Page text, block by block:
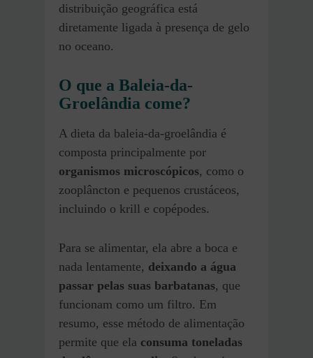
distribuição geográfica está
diretamente ligada à presença de gelo
no oceano.
O que a Baleia-da-
Groelândia come?
A dieta da baleia-da-groelândia é
composta principalmente por
organismos microscópicos, como o
zooplâncton e pequenos crustáceos,
incluindo o krill e copépodes.
Para se alimentar, ela abre a boca e
nada lentamente, deixando a água
passar pelas suas barbatanas, que
funcionam como um filtro. Em
resumo, esse método de alimentação
permite que ela consuma toneladas